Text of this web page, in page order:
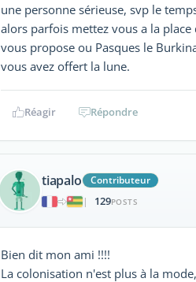
une personne sérieuse, svp le
alors parfois mettez vous a la
vous propose ou Pasques le
vous avez offert la lune.
Réagir Répondre
tiapalo
Contributeur
|
129POSTS
Bien dit mon ami !!!!
La colonisation n'est plus à la